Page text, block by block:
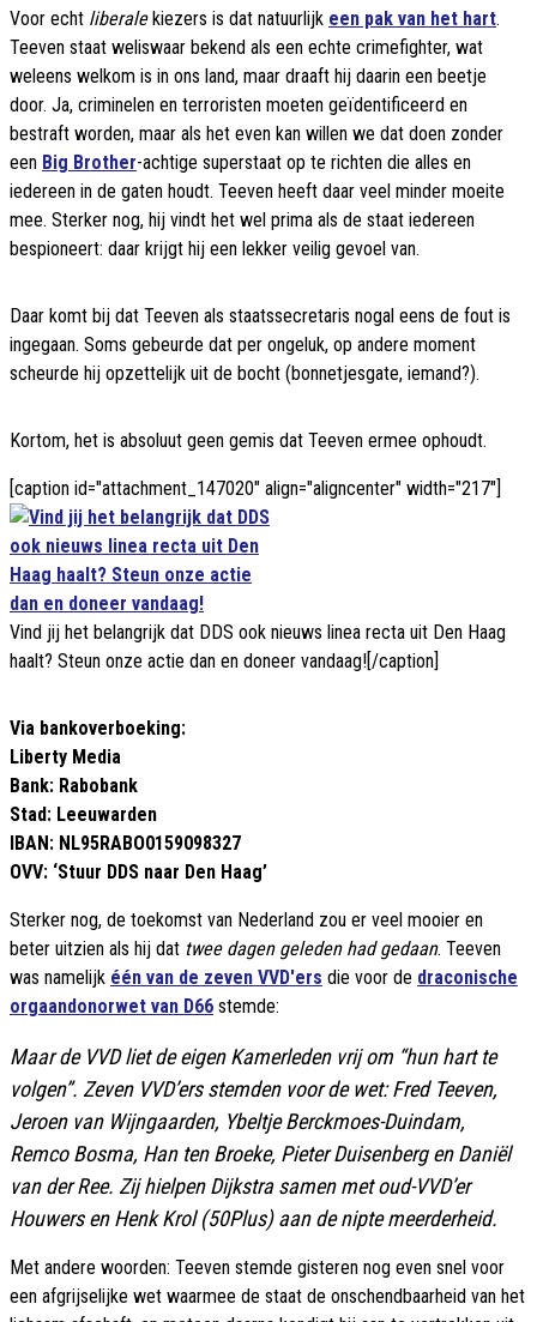
Voor echt liberalekiezers is dat natuurlijk een pak van het hart.
Teeven staat weliswaar bekend als een echte crimefighter, wat
weleens welkom is in ons land, maar draaft hij daarin een beetje
door. Ja, criminelen en terroristen moeten geïdentificeerd en
bestraft worden, maar als het even kan willen we dat doen zonder
een Big Brother-achtige superstaat op te richten die alles en
iedereen in de gaten houdt. Teeven heeft daar veel minder moeite
mee. Sterker nog, hij vindt het wel prima als de staat iedereen
bespioneert: daar krijgt hij een lekker veilig gevoel van.
Daar komt bij dat Teeven als staatssecretaris nogal eens de fout is
ingegaan. Soms gebeurde dat per ongeluk, op andere moment
scheurde hij opzettelijk uit de bocht (bonnetjesgate, iemand?).
Kortom, het is absoluut geen gemis dat Teeven ermee ophoudt.
[caption id="attachment_147020" align="aligncenter" width="217"]
Vind jij het belangrijk dat DDS ook nieuws linea recta uit Den Haag
haalt? Steun onze actie dan en doneer vandaag![/caption]
Via bankoverboeking:
Liberty Media
Bank: Rabobank
Stad: Leeuwarden
IBAN: NL95RABO0159098327
OVV: ‘Stuur DDS naar Den Haag’
Sterker nog, de toekomst van Nederland zou er veel mooier en
beter uitzien als hij dat twee dagen geleden had gedaan. Teeven
was namelijk één van de zeven VVD'ers die voor de draconische
orgaandonorwet van D66 stemde:
Maar de VVD liet de eigen Kamerleden vrij om “hun hart te
volgen”. Zeven VVD’ers stemden voor de wet: Fred Teeven,
Jeroen van Wijngaarden, Ybeltje Berckmoes-Duindam,
Remco Bosma, Han ten Broeke, Pieter Duisenberg en Daniël
van der Ree. Zij hielpen Dijkstra samen met oud-VVD’er
Houwers en Henk Krol (50Plus) aan de nipte meerderheid.
Met andere woorden: Teeven stemde gisteren nog even snel voor
een afgrijselijke wet waarmee de staat de onschendbaarheid van het